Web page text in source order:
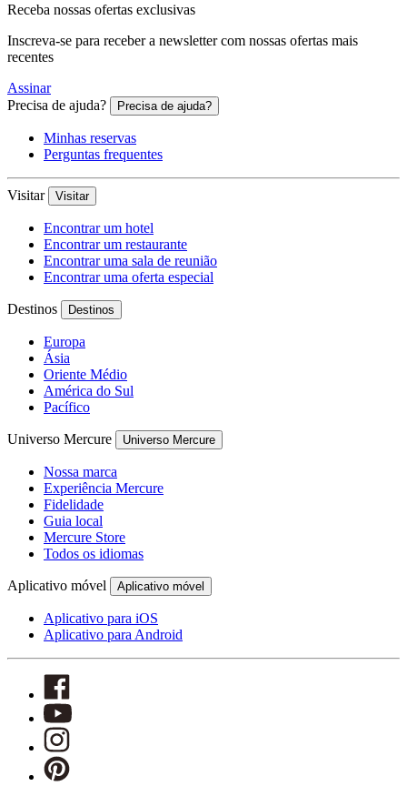
Receba nossas ofertas exclusivas
Inscreva-se para receber a newsletter com nossas ofertas mais
recentes
Assinar
Precisa de ajuda?
Precisa de ajuda?
Minhas reservas
Perguntas frequentes
Visitar Visitar
Encontrar um hotel
Encontrar um restaurante
Encontrar uma sala de reunião
Encontrar uma oferta especial
Destinos Destinos
Europa
Ásia
Oriente Médio
América do Sul
Pacífico
Universo Mercure Universo Mercure
Nossa marca
Experiência Mercure
Fidelidade
Guia local
Mercure Store
Todos os idiomas
Aplicativo móvel Aplicativo móvel
Aplicativo para iOS
Aplicativo para Android